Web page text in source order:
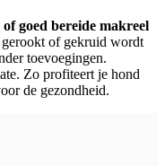
of goed bereide makreel
of gekruid wordt
toevoegingen.
Zo profiteert je hond
de gezondheid.